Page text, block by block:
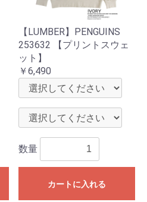
【LUMBER】PENGUINS
253632 【プリントスウェ
ット】
￥6,490
数量
カートに入れる